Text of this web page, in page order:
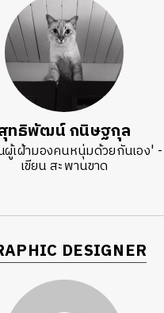
ทธิพัฒน์ กนิษฐกุล
เฝ้ามองคนหนุ่มด้วยกันเอง'
เขียน สะพานขาด
DESIGNER